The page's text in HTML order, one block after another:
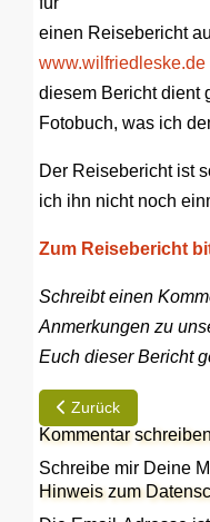
einen Reisebericht
www.wilfriedleske.de
diesem Bericht dient
Fotobuch, was ich
Der Reisebericht ist
ich ihn nicht noch
Zum Reisebericht
Schreibt einen
Anmerkungen zu
Euch dieser Bericht
Vorheriger Beitrag:
Zurück
Kommentar
Schreibe mir Deine
Hinweis zum